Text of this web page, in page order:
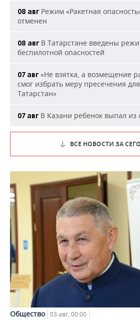
08 авг Режим «Ракетная
отменен
08 авг В Татарстане введены
беспилотной опасностей
07 авг «Не взятка, а возмещение
смог избрать меру пресечения
Татарстан»
07 авг В Казани ребенок выпал из
ВСЕ НОВОСТИ ЗА
Общество 03 авг, 00:00